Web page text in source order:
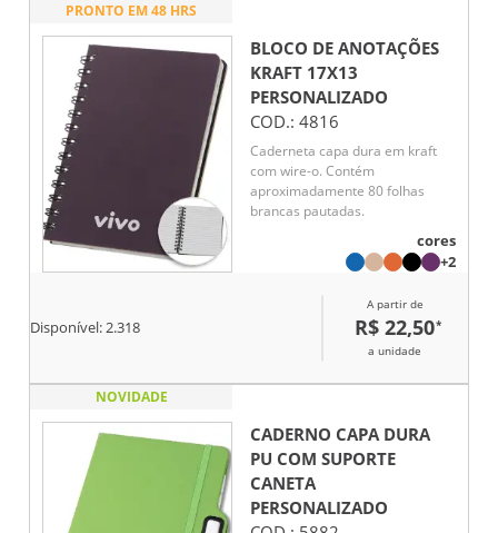
PRONTO EM 48 HRS
BLOCO DE ANOTAÇÕES
KRAFT 17X13
PERSONALIZADO
COD.: 4816
Caderneta capa dura em kraft
com wire-o. Contém
aproximadamente 80 folhas
brancas pautadas.
cores
+2
Disponível:2.318
A partir de
R$ 22,50*
a unidade
NOVIDADE
CADERNO CAPA DURA
PU COM SUPORTE
CANETA
PERSONALIZADO